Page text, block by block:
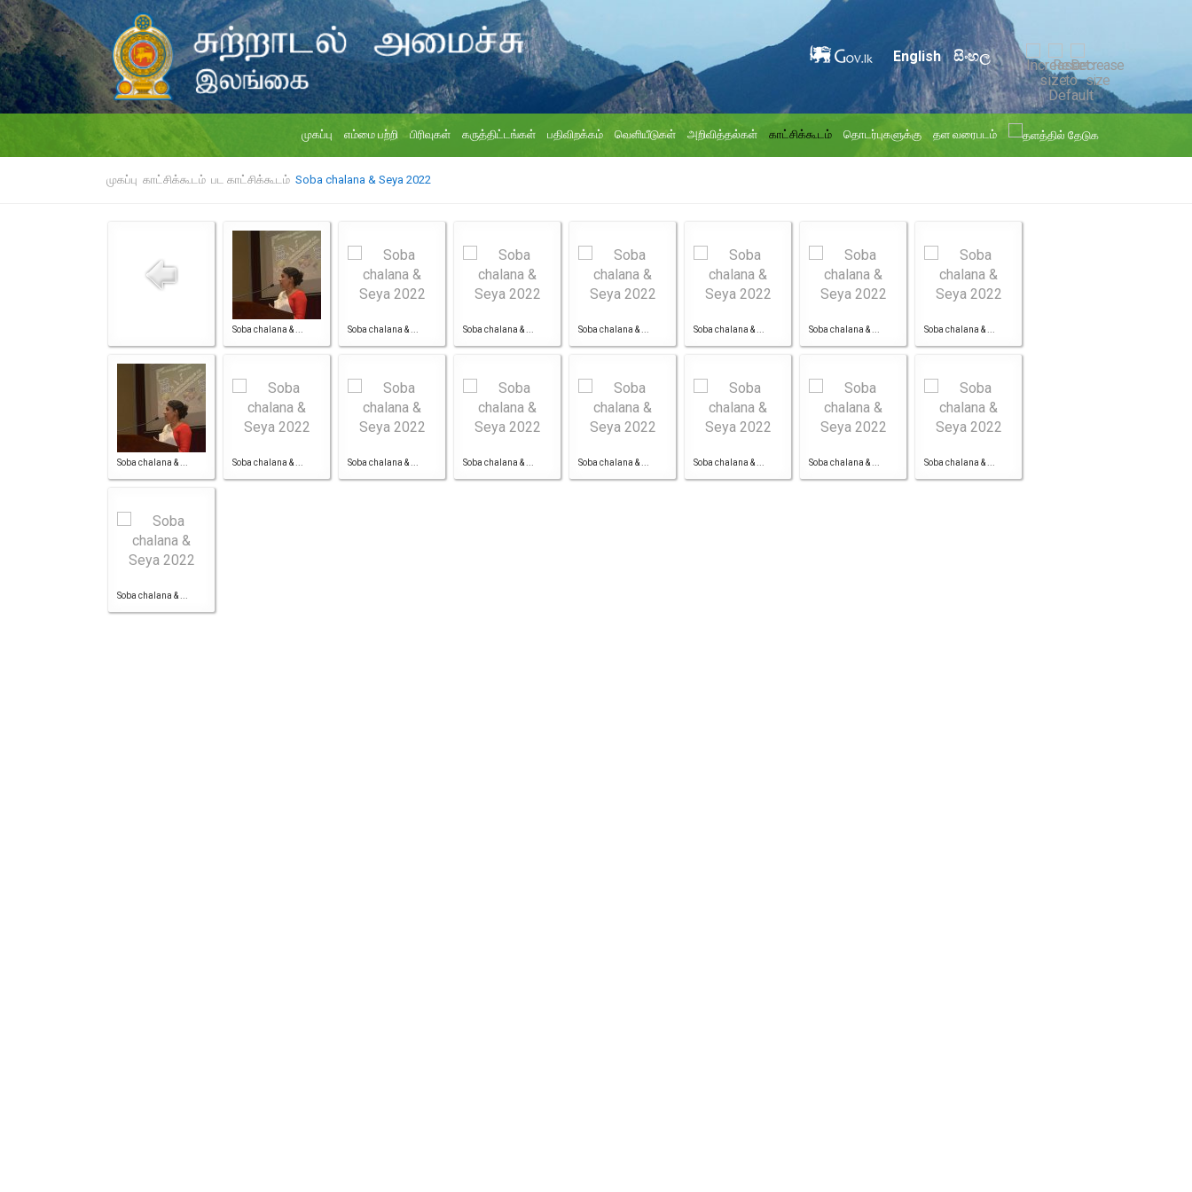
English සිංහල
முகப்பு எம்மை பற்றி பிரிவுகள் கருத்திட்டங்கள் பதிவிறக்கம் வெளியீடுகள் அறிவித்தல்கள் காட்சிக்கூடம் தொடர்புகளுக்கு தள வரைபடம்
முகப்பு காட்சிக்கூடம் பட காட்சிக்கூடம் Soba chalana & Seya 2022
Soba chalana & ... Soba chalana & ... Soba chalana & ... Soba chalana & ... Soba chalana & ... Soba chalana & ... Soba chalana & ...
Soba chalana & ... Soba chalana & ... Soba chalana & ... Soba chalana & ... Soba chalana & ... Soba chalana & ... Soba chalana & ... Soba chalana & ...
Soba chalana & ...